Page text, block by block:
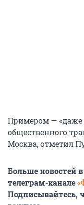
Примером — «даже
общественного
Москва, отметил
Больше новостей
телеграм-канале
Подписывайтесь,